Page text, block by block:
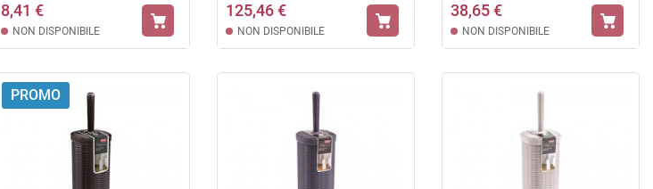
8,41 €
NON DISPONIBILE
125,46 €
NON DISPONIBILE
38,65 €
NON DISPONIBILE
PROMO